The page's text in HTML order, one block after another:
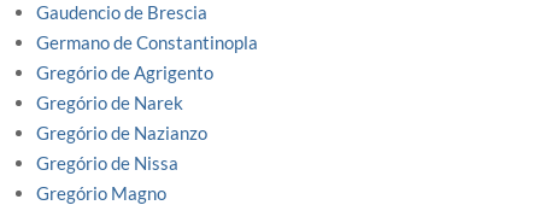
Gaudencio de Brescia
Germano de Constantinopla
Gregório de Agrigento
Gregório de Narek
Gregório de Nazianzo
Gregório de Nissa
Gregório Magno